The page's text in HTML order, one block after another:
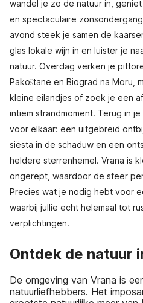
wandel je zo de natuur in,
en spectaculaire
avond steek je samen de
glas lokale wijn in en luister je
natuur. Overdag verken je
Pakoštane en Biograd na Moru,
kleine eilandjes of zoek je een
intiem strandmoment. Terug in
voor elkaar: een uitgebreid
siësta in de schaduw en een
heldere sterrenhemel. Vrana is
ongerept, waardoor de sfeer
Precies wat je nodig hebt voor
waarbij jullie echt helemaal tot
verplichtingen.
Ontdek de natuur
De omgeving van Vrana is
natuurliefhebbers. Het